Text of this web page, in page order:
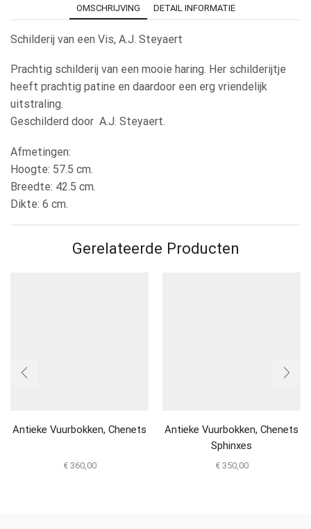
OMSCHRIJVING DETAIL INFORMATIE
Schilderij van een Vis, A.J. Steyaert
Prachtig schilderij van een mooie haring. Her schilderijtje
heeft prachtig patine en daardoor een erg vriendelijk
uitstraling.
Geschilderd door A.J. Steyaert.
Afmetingen:
Hoogte: 57.5 cm.
Breedte: 42.5 cm.
Dikte: 6 cm.
Gerelateerde Producten
Antieke Vuurbokken, Chenets
€360,00
Antieke Vuurbokken, Chenets
Sphinxes
€350,00